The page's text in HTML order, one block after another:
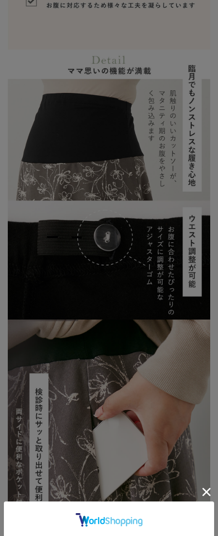
お買い物を続ける
RELATED ITEMS
関連商品
1